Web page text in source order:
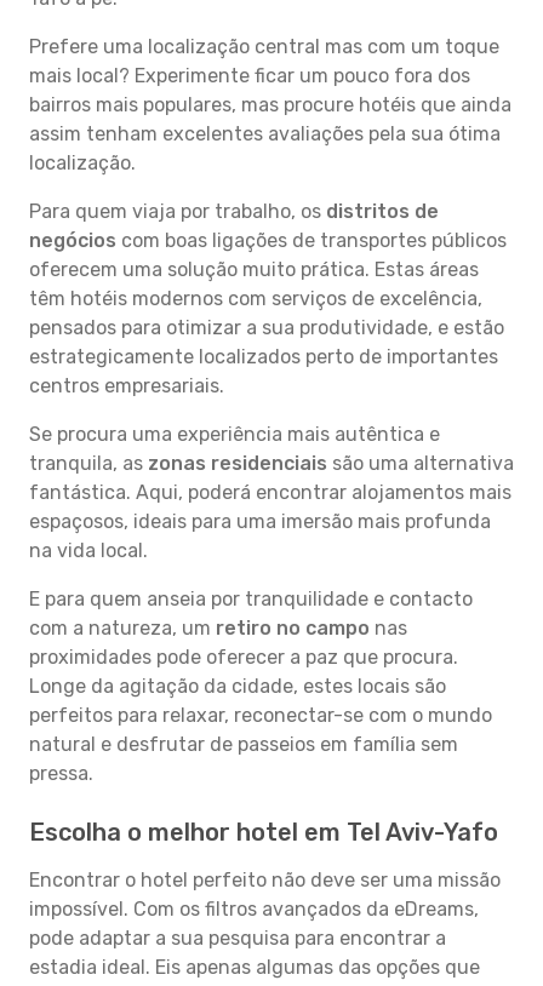
Prefere uma localização central mas com um toque
mais local? Experimente ficar um pouco fora dos
bairros mais populares, mas procure hotéis que ainda
assim tenham excelentes avaliações pela sua ótima
localização.
Para quem viaja por trabalho, os distritos de
negócios com boas ligações de transportes públicos
oferecem uma solução muito prática. Estas áreas
têm hotéis modernos com serviços de excelência,
pensados para otimizar a sua produtividade, e estão
estrategicamente localizados perto de importantes
centros empresariais.
Se procura uma experiência mais autêntica e
tranquila, as zonas residenciais são uma alternativa
fantástica. Aqui, poderá encontrar alojamentos mais
espaçosos, ideais para uma imersão mais profunda
na vida local.
E para quem anseia por tranquilidade e contacto
com a natureza, um retiro no campo nas
proximidades pode oferecer a paz que procura.
Longe da agitação da cidade, estes locais são
perfeitos para relaxar, reconectar-se com o mundo
natural e desfrutar de passeios em família sem
pressa.
Escolha o melhor hotel em Tel Aviv-Yafo
Encontrar o hotel perfeito não deve ser uma missão
impossível. Com os filtros avançados da eDreams,
pode adaptar a sua pesquisa para encontrar a
estadia ideal. Eis apenas algumas das opções que